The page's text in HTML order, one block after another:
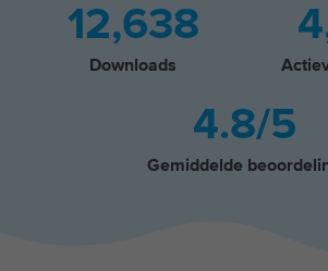
Downloads
12,638
Gemiddelde
4.8/5